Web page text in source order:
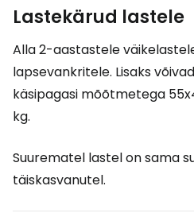
Lastekärud lastele
Alla 2-aastastele
lapsevankritele. Lisaks
käsipagasi mõõtmetega
kg.
Suurematel lastel on sama
täiskasvanutel.